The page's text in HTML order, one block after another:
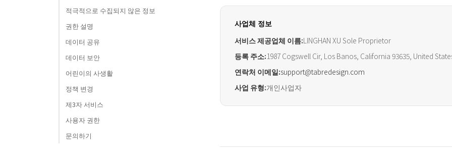
적극적으로 수집되지 않은 정보
권한 설명
데이터 공유
데이터 보안
어린이의 사생활
정책 변경
제3자 서비스
사용자 권한
문의하기
사업체 정보
서비스 제공업체 이름:LINGHAN XU Sole Proprietor
등록 주소:1987 Cogswell Cir, Los Banos, California 93635, United
연락처 이메일:support@tabredesign.com
사업 유형:개인사업자